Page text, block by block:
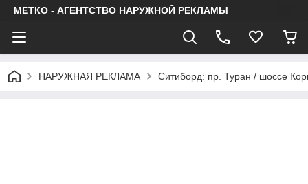
МЕТКО - АГЕНТСТВО НАРУЖНОЙ РЕКЛАМЫ
НАРУЖНАЯ РЕКЛАМА Ситиборд: пр. Туран / шоссе